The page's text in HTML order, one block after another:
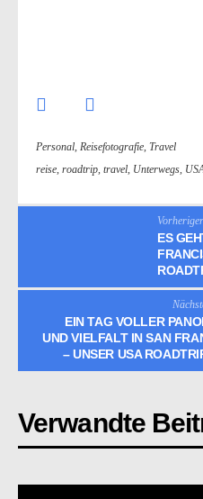
Personal, Reisefotografie, Travel
reise, roadtrip, travel, Unterwegs,
ES
EIN TAG VOLLER
UND VIELFALT IN SAN
– UNSER USA
Verwandte